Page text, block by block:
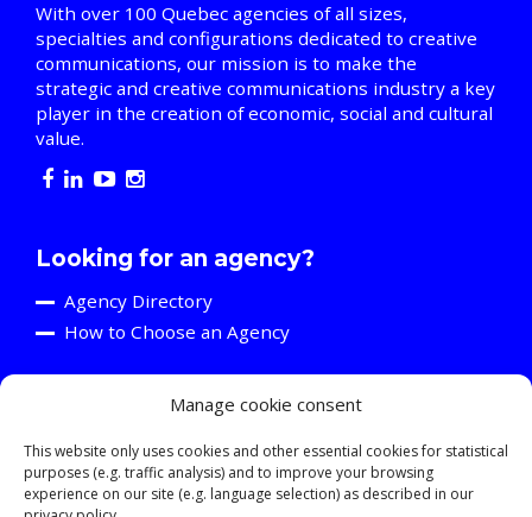
Manage cookie consent
This website only uses cookies and other essential cookies for statistical
purposes (e.g. traffic analysis) and to improve your browsing
experience on our site (e.g. language selection) as described in our
With over 100 Quebec agencies of all sizes,
specialties and configurations dedicated to creative
communications, our mission is to make the
strategic and creative communications industry a key
player in the creation of economic, social and cultural
value.
Looking for an agency?
Agency Directory
How to Choose an Agency
Are you an agency?
Discover the A2C
Events and Training Activities